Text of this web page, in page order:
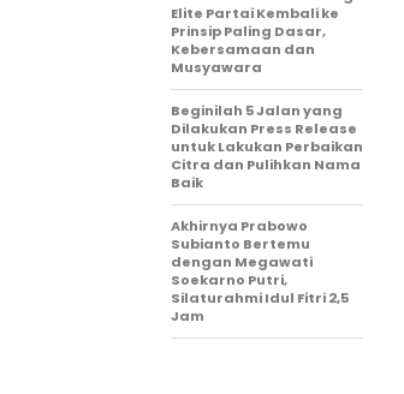
Elite Partai Kembali ke
Prinsip Paling Dasar,
Kebersamaan dan
Musyawara
Beginilah 5 Jalan yang
Dilakukan Press Release
untuk Lakukan Perbaikan
Citra dan Pulihkan Nama
Baik
Akhirnya Prabowo
Subianto Bertemu
dengan Megawati
Soekarno Putri,
Silaturahmi Idul Fitri 2,5
Jam